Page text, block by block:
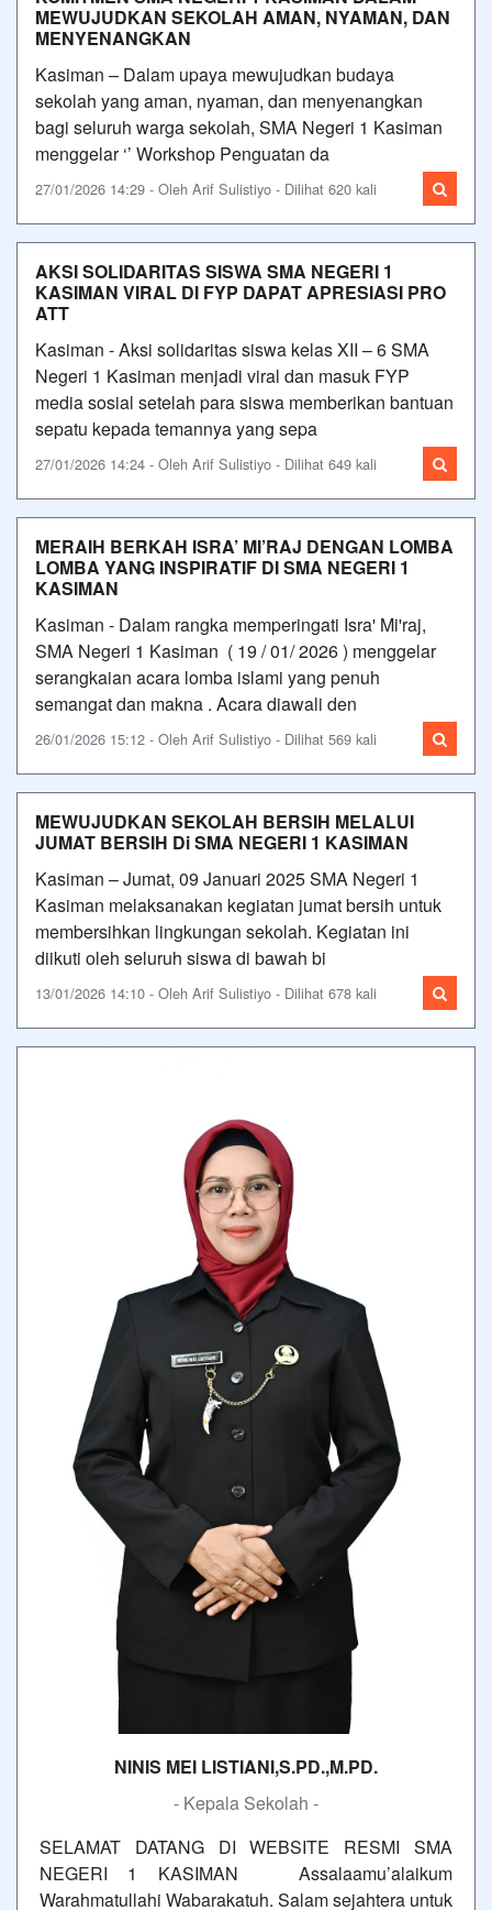
MEWUJUDKAN SEKOLAH AMAN, NYAMAN, DAN
MENYENANGKAN
Kasiman – Dalam upaya mewujudkan budaya
sekolah yang aman, nyaman, dan menyenangkan
bagi seluruh warga sekolah, SMA Negeri 1 Kasiman
menggelar ‘’ Workshop Penguatan da
27/01/2026 14:29 - Oleh Arif Sulistiyo - Dilihat 620 kali
AKSI SOLIDARITAS SISWA SMA NEGERI 1
KASIMAN VIRAL DI FYP DAPAT APRESIASI PRO
ATT
Kasiman - Aksi solidaritas siswa kelas XII – 6 SMA
Negeri 1 Kasiman menjadi viral dan masuk FYP
media sosial setelah para siswa memberikan bantuan
sepatu kepada temannya yang sepa
27/01/2026 14:24 - Oleh Arif Sulistiyo - Dilihat 649 kali
MERAIH BERKAH ISRA’ MI’RAJ DENGAN LOMBA
LOMBA YANG INSPIRATIF DI SMA NEGERI 1
KASIMAN
Kasiman - Dalam rangka memperingati Isra' Mi'raj,
SMA Negeri 1 Kasiman ( 19 / 01/ 2026 ) menggelar
serangkaian acara lomba islami yang penuh
semangat dan makna . Acara diawali den
26/01/2026 15:12 - Oleh Arif Sulistiyo - Dilihat 569 kali
MEWUJUDKAN SEKOLAH BERSIH MELALUI
JUMAT BERSIH Di SMA NEGERI 1 KASIMAN
Kasiman – Jumat, 09 Januari 2025 SMA Negeri 1
Kasiman melaksanakan kegiatan jumat bersih untuk
membersihkan lingkungan sekolah. Kegiatan ini
diikuti oleh seluruh siswa di bawah bi
13/01/2026 14:10 - Oleh Arif Sulistiyo - Dilihat 678 kali
NINIS MEI LISTIANI,S.PD.,M.PD.
- Kepala Sekolah -
SELAMAT DATANG DI WEBSITE RESMI SMA
NEGERI 1 KASIMAN Assalaamu’alaikum
Warahmatullahi Wabarakatuh. Salam sejahtera untuk